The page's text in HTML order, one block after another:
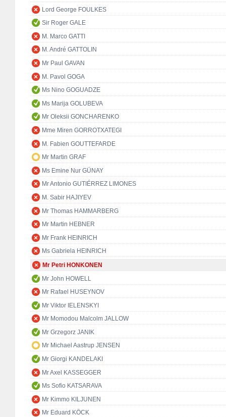
Lord George FOULKES
Sir Roger GALE
M. Marco GATTI
M. André GATTOLIN
Mr Paul GAVAN
M. Pavol GOGA
Ms Nino GOGUADZE
Ms Marija GOLUBEVA
Mr Oleksii GONCHARENKO
Mme Miren GORROTXATEGI
M. Fabien GOUTTEFARDE
Mr Martin GRAF
Ms Emine Nur GÜNAY
Mr Antonio GUTIÉRREZ LIMONES
M. Sabir HAJIYEV
Mr Thomas HAMMARBERG
Mr Martin HEBNER
Mr Frank HEINRICH
Ms Gabriela HEINRICH
Mr Petri HONKONEN
Mr John HOWELL
Mr Rafael HUSEYNOV
Mr Viktor IELENSKYI
Mr Momodou Malcolm JALLOW
Mr Grzegorz JANIK
Mr Michael Aastrup JENSEN
Mr Giorgi KANDELAKI
Mr Axel KASSEGGER
Ms Sofio KATSARAVA
Mr Kimmo KILJUNEN
Mr Eduard KÖCK